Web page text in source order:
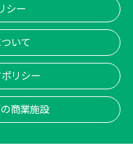
シー
いて
リシー
商業施設